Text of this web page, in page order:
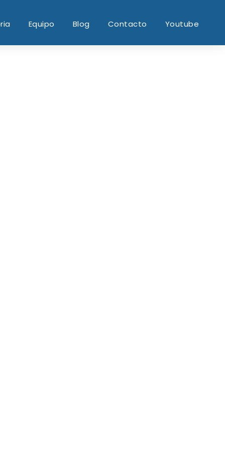
Equipo Blog Contacto Youtube